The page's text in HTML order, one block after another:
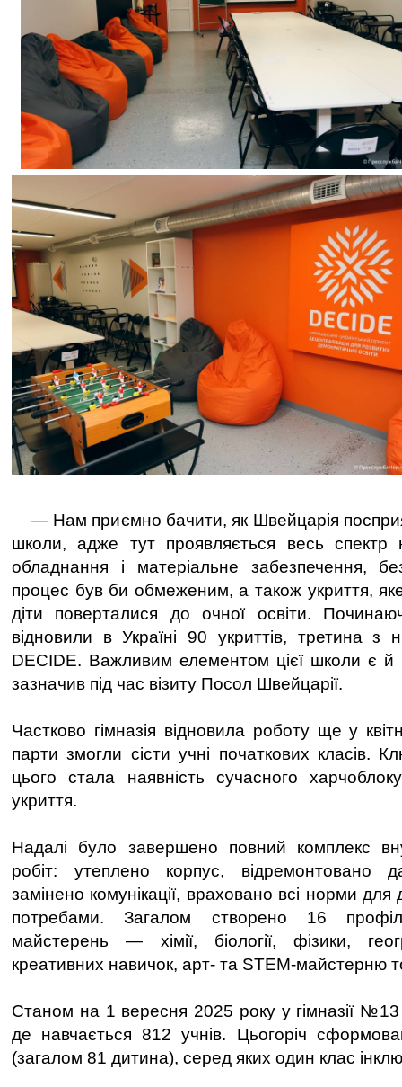
— Нам приємно бачити, як Швейцарія
школи, адже тут проявляється весь спектр
обладнання і матеріальне забезпечення,
процес був би обмеженим, а також укриття,
діти поверталися до очної освіти.
відновили в Україні 90 укриттів, третина
DECIDE. Важливим елементом цієї школи є
зазначив під час візиту Посол Швейцарії.
Частково гімназія відновила роботу ще у
парти змогли сісти учні початкових класів.
цього стала наявність сучасного
укриття.
Надалі було завершено повний комплекс
робіт: утеплено корпус, відремонтовано
замінено комунікації, враховано всі норми для
потребами. Загалом створено 16
майстерень — хімії, біології, фізики,
креативних навичок, арт- та STEM-майстерню
Станом на 1 вересня 2025 року у гімназії
де навчається 812 учнів. Цьогоріч
(загалом 81 дитина), серед яких один клас